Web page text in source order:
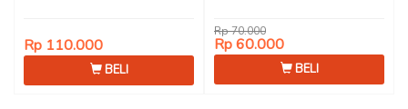
Rp 110.000
BELI
Rp 70.000
Rp 60.000
BELI